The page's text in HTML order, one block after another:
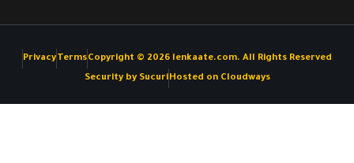
o
r
r
p
i
e
Copyright © 2026 lenkaate.com. All Rights Reserved
Terms
Privacy
Hosted on Cloudways
Security by Sucuri